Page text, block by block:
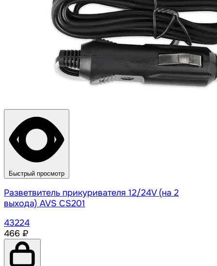
Быстрый просмотр
Разветвитель прикуривателя 12/24V (на 2
выхода) AVS CS201
43224
466 ₽